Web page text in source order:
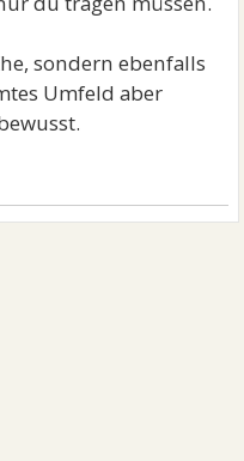
sondern ebenfalls
Umfeld aber